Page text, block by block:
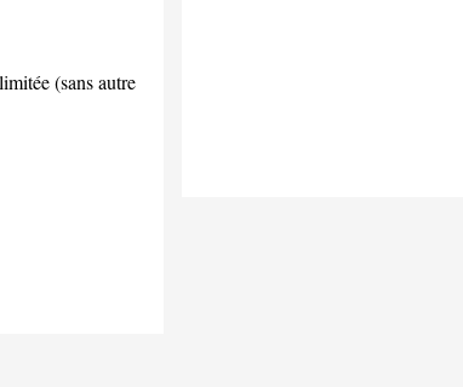
(sans autre